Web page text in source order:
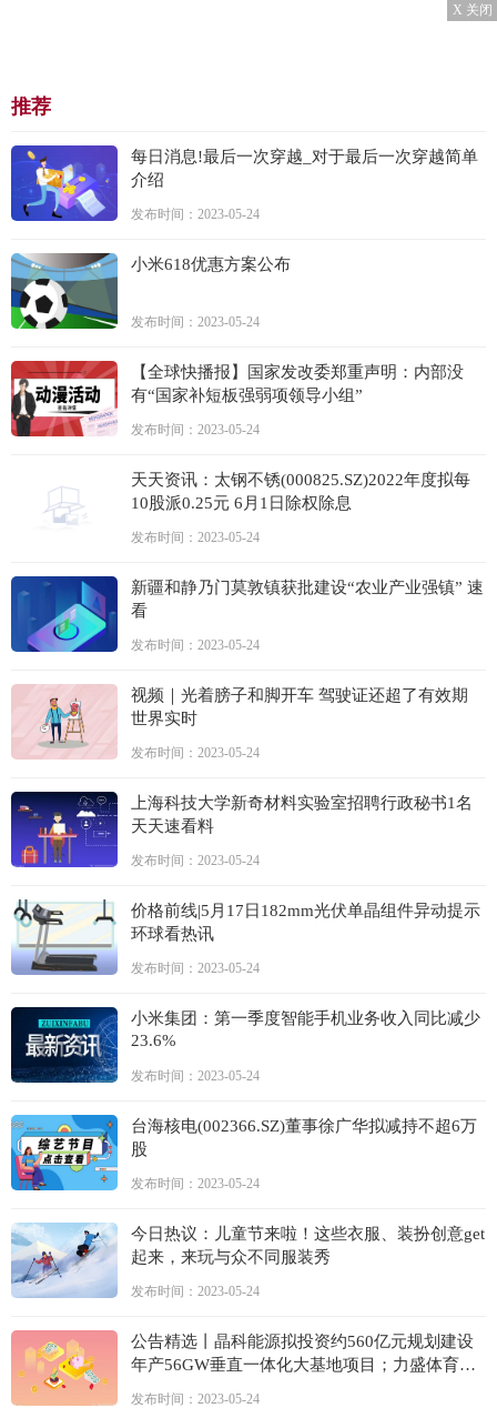
X 关闭
推荐
每日消息!最后一次穿越_对于最后一次穿越简单
介绍
发布时间：2023-05-24
小米618优惠方案公布
发布时间：2023-05-24
【全球快播报】国家发改委郑重声明：内部没
有“国家补短板强弱项领导小组”
发布时间：2023-05-24
天天资讯：太钢不锈(000825.SZ)2022年度拟每
10股派0.25元 6月1日除权除息
发布时间：2023-05-24
新疆和静乃门莫敦镇获批建设“农业产业强镇” 速
看
发布时间：2023-05-24
视频｜光着膀子和脚开车 驾驶证还超了有效期
世界实时
发布时间：2023-05-24
上海科技大学新奇材料实验室招聘行政秘书1名
天天速看料
发布时间：2023-05-24
价格前线|5月17日182mm光伏单晶组件异动提示
环球看热讯
发布时间：2023-05-24
小米集团：第一季度智能手机业务收入同比减少
23.6%
发布时间：2023-05-24
台海核电(002366.SZ)董事徐广华拟减持不超6万
股
发布时间：2023-05-24
今日热议：儿童节来啦！这些衣服、装扮创意get
起来，来玩与众不同服装秀
发布时间：2023-05-24
公告精选丨晶科能源拟投资约560亿元规划建设
年产56GW垂直一体化大基地项目；力盛体育与
发布时间：2023-05-24